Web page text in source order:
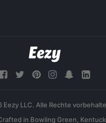
Eezy LLC. Alle Rechte